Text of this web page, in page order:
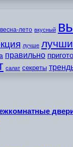
весна-лето вкусный
лучше
правильно
салат секреты